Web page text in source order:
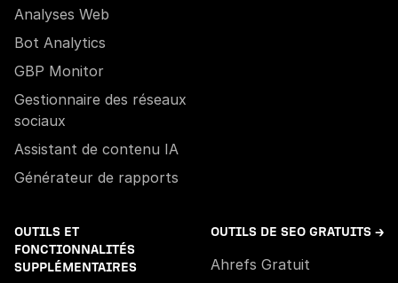
Analyses Web
Bot Analytics
GBP Monitor
Gestionnaire des réseaux
sociaux
Assistant de contenu IA
Générateur de rapports
OUTILS ET
FONCTIONNALITÉS
SUPPLÉMENTAIRES
OUTILS DE SEO GRATUITS →
Ahrefs Gratuit